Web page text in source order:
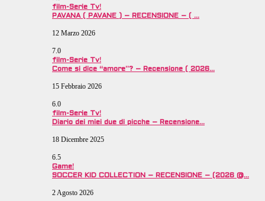
film-Serie Tv!
PAVANA ( PAVANE ) – RECENSIONE – ( …
12 Marzo 2026
7.0
film-Serie Tv!
Come si dice “amore”? – Recensione ( 2026…
15 Febbraio 2026
6.0
film-Serie Tv!
Diario dei miei due di picche – Recensione…
18 Dicembre 2025
6.5
Game!
SOCCER KID COLLECTION – RECENSIONE – (2026 @…
2 Agosto 2026